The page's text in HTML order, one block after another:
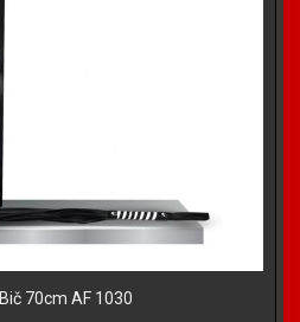
70cm AF 1030